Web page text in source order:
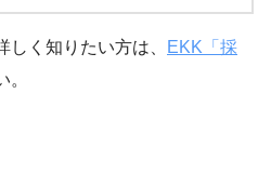
く知りたい方は、
EKK「採